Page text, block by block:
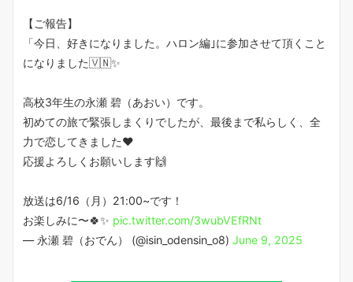
【ご報告】
「今日、好きになりました。ハロン編｣に参加させて頂くこと
になりました🇻🇳✨
高校3年生の永瀬 碧（あおい）です。
初めての旅で緊張しまくりでしたが、最後まで私らしく、全
力で恋してきました❤️
応援よろしくお願いします🙌
放送は6/16（月）21:00~です！
お楽しみに〜🍀✨️ pic.twitter.com/3wubVEfRNt
— 永瀬 碧（おでん） (@isin_odensin_o8) June 9, 2025